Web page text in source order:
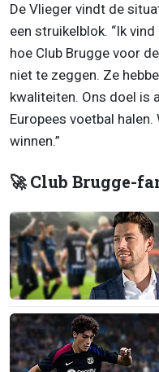
De Vlieger vindt de
een struikelblok. “Ik
hoe Club Brugge voor
niet te zeggen. Ze
kwaliteiten. Ons doel is
Europees voetbal
winnen.”
🚀 Club Brugge-